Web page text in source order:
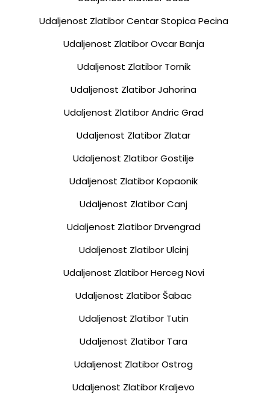
Udaljenost Zlatibor Centar Stopica Pecina
Udaljenost Zlatibor Ovcar Banja
Udaljenost Zlatibor Tornik
Udaljenost Zlatibor Jahorina
Udaljenost Zlatibor Andric Grad
Udaljenost Zlatibor Zlatar
Udaljenost Zlatibor Gostilje
Udaljenost Zlatibor Kopaonik
Udaljenost Zlatibor Canj
Udaljenost Zlatibor Drvengrad
Udaljenost Zlatibor Ulcinj
Udaljenost Zlatibor Herceg Novi
Udaljenost Zlatibor Šabac
Udaljenost Zlatibor Tutin
Udaljenost Zlatibor Tara
Udaljenost Zlatibor Ostrog
Udaljenost Zlatibor Kraljevo